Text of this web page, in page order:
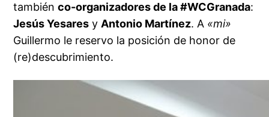
tambiénco-organizadores de la #WCGranada:
Jesús Yesares yAntonio Martínez. A «mi»
Guillermo le reservo la posición de honor de
(re)descubrimiento.